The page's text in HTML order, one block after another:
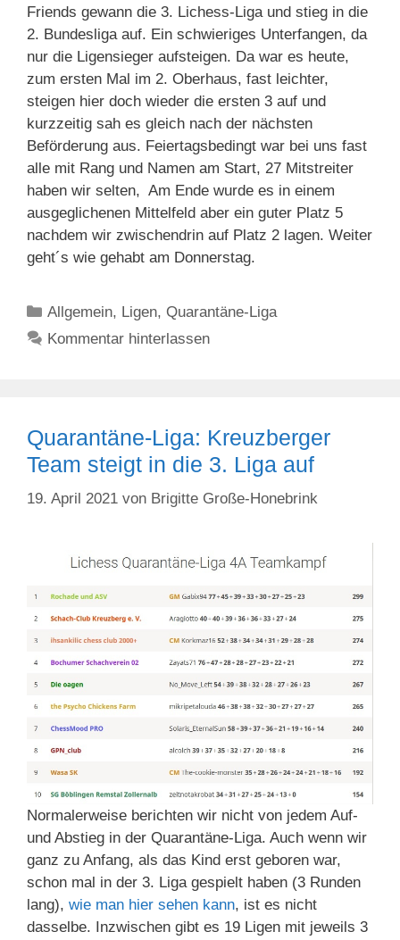
Friends gewann die 3. Lichess-Liga und stieg in die
2. Bundesliga auf. Ein schwieriges Unterfangen, da
nur die Ligensieger aufsteigen. Da war es heute,
zum ersten Mal im 2. Oberhaus, fast leichter,
steigen hier doch wieder die ersten 3 auf und
kurzzeitig sah es gleich nach der nächsten
Beförderung aus. Feiertagsbedingt war bei uns fast
alle mit Rang und Namen am Start, 27 Mitstreiter
haben wir selten, Am Ende wurde es in einem
ausgeglichenen Mittelfeld aber ein guter Platz 5
nachdem wir zwischendrin auf Platz 2 lagen. Weiter
geht´s wie gehabt am Donnerstag.
Kategorien
Allgemein, Ligen,Quarantäne-Liga
Kommentar hinterlassen
Quarantäne-Liga: Kreuzberger
Team steigt in die 3. Liga auf
19. April 2021 von Brigitte Große-Honebrink
Normalerweise berichten wir nicht von jedem Auf-
und Abstieg in der Quarantäne-Liga. Auch wenn wir
ganz zu Anfang, als das Kind erst geboren war,
schon mal in der 3. Liga gespielt haben (3 Runden
lang), wie man hier sehen kann, ist es nicht
dasselbe. Inzwischen gibt es 19 Ligen mit jeweils 3